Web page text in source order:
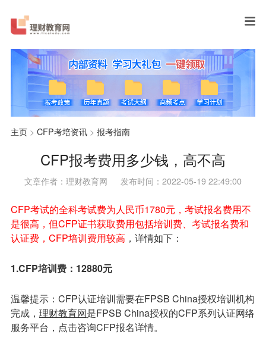
主页> CFP考培资讯> 报考指南
CFP报考费用多少钱，高不高
文章作者：理财教育网 发布时间：2022-05-19 22:49:00
CFP考试的全科考试费为人民币1780元，考试报名费用不
是很高，但CFP证书获取费用包括培训费、考试报名费和
认证费，CFP培训费用较高 ，详情如下：
1.CFP培训费：12880元
温馨提示：CFP认证培训需要在FPSB China授权培训机构
完成， 理财教育网是FPSB China授权的CFP系列认证网络
服务平台，点击咨询CFP报名详情。